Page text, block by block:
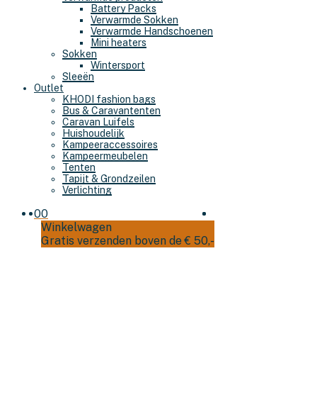
Battery Packs
Verwarmde Sokken
Verwarmde Handschoenen
Mini heaters
Sokken
Wintersport
Sleeën
Outlet
KHODI fashion bags
Bus & Caravantenten
Caravan Luifels
Huishoudelijk
Kampeeraccessoires
Kampeermeubelen
Tenten
Tapijt & Grondzeilen
Verlichting
00
Winkelwagen
Gratis verzenden boven de € 50,-